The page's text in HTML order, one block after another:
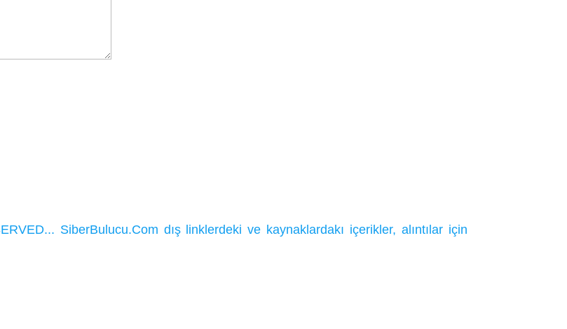
SiberBulucu.Com dış linklerdeki ve kaynaklardakı içerikler, alıntılar için